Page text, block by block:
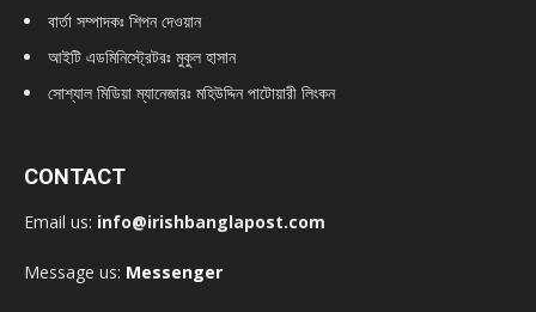
বার্তা সম্পাদকঃ শিপন দেওয়ান
আইটি এডমিনিস্ট্রেটরঃ মুকুল হাসান
সোশ্যাল মিডিয়া ম্যানেজারঃ মহিউদ্দিন পাটোয়ারী লিংকন
CONTACT
Email us: info@irishbanglapost.com
Message us: Messenger